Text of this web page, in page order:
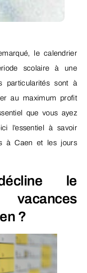
le calendrier
scolaire à une
particularités sont à
au maximum profit
que vous ayez
l’essentiel à savoir
à Caen et les jours
le
?